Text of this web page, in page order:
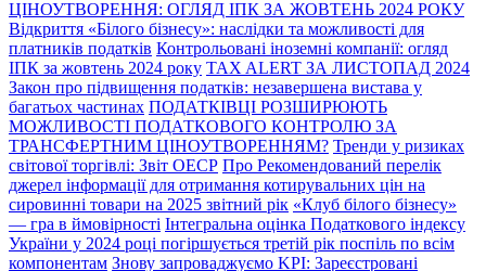
ЦІНОУТВОРЕННЯ: ОГЛЯД ІПК ЗА ЖОВТЕНЬ 2024 РОКУ
Відкриття «Білого бізнесу»: наслідки та можливості для
платників податків Контрольовані іноземні компанії: огляд
ІПК за жовтень 2024 року TAX ALERT ЗА ЛИСТОПАД 2024
Закон про підвищення податків: незавершена вистава у
багатьох частинах ПОДАТКІВЦІ РОЗШИРЮЮТЬ
МОЖЛИВОСТІ ПОДАТКОВОГО КОНТРОЛЮ ЗА
ТРАНСФЕРТНИМ ЦІНОУТВОРЕННЯМ? Тренди у ризиках
світової торгівлі: Звіт ОЕСР Про Рекомендований перелік
джерел інформації для отримання котирувальних цін на
сировинні товари на 2025 звітний рік «Клуб білого бізнесу»
— гра в ймовірності Інтегральна оцінка Податкового індексу
України у 2024 році погіршується третій рік поспіль по всім
компонентам Знову запроваджуємо KPI: Зареєстровані